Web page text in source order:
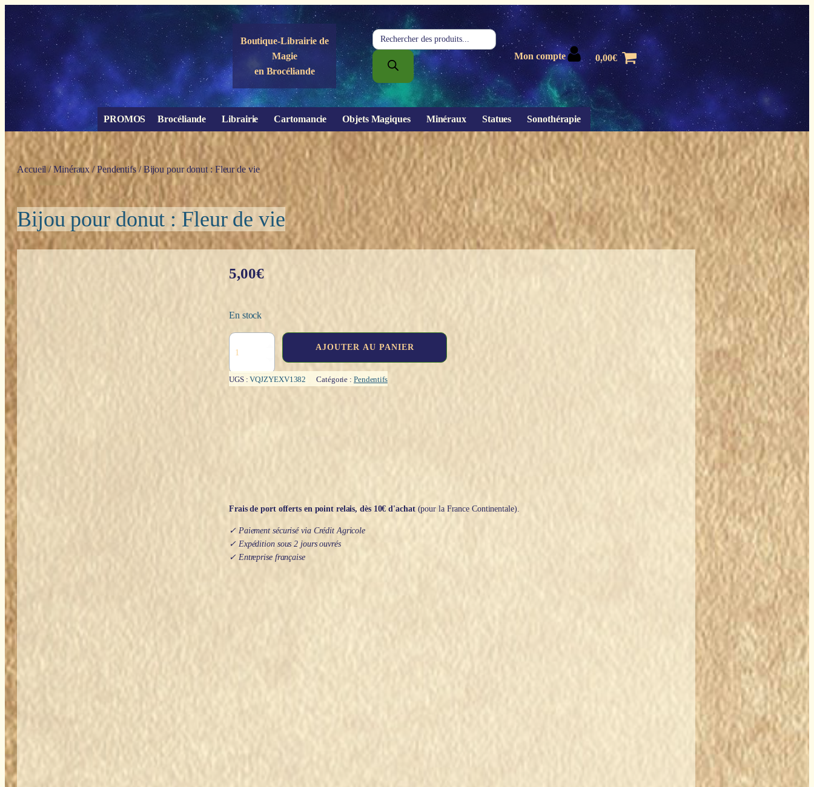
Panneau de gestion des cookies
Boutique-Librairie de
Magie
en Brocéliande
Recherche
de
produits
Mon compte 0,00€
PROMOS Brocéliande Librairie Cartomancie Objets Magiques Minéraux Statues Sonothérapie
Accueil /Minéraux /Pendentifs/ Bijou pour donut : Fleur de vie
Bijou pour donut : Fleur de vie
5,00€
En stock
pour
donut
AJOUTER AU PANIER
UGS :VQJZYEXV1382 Catégorie : Pendentifs
Frais de port offerts en point relais, dès 10€ d'achat(pour la France Continentale).
✓ Paiement sécurisé via Crédit Agricole
✓ Expédition sous 2 jours ouvrés
✓ Entreprise française